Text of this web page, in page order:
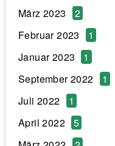
März 2023
2
Februar 2023
1
Januar 2023
1
September 2022
1
Juli 2022
1
April 2022
5